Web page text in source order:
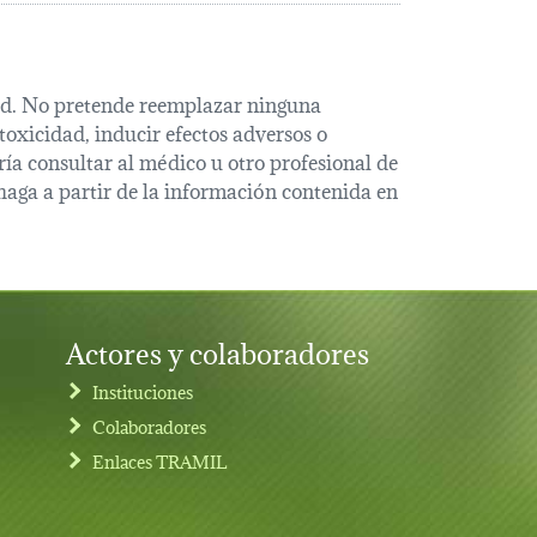
No pretende reemplazar ninguna
inducir efectos adversos o
consultar al médico u otro profesional de
a partir de la información contenida en
Actores y colaboradores
Instituciones
Colaboradores
Enlaces TRAMIL